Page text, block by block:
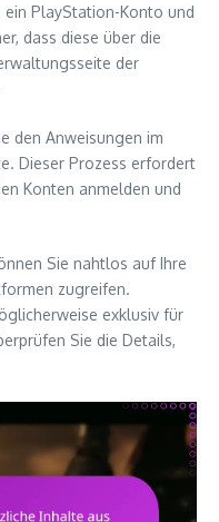
PlayStation-Konto und
dass diese über die
der
den Anweisungen im
Dieser Prozess erfordert
Konten anmelden und
Sie nahtlos auf Ihre
zugreifen.
exklusiv für
Sie die Details,